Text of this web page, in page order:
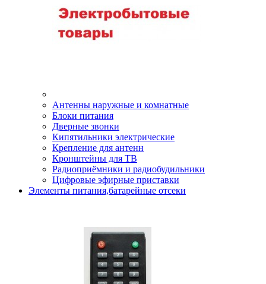
Антенны наружные и комнатные
Блоки питания
Дверные звонки
Кипятильники электрические
Крепление для антенн
Кронштейны для ТВ
Радиоприёмники и радиобудильники
Цифровые эфирные приставки
Элементы питания,батарейные отсеки